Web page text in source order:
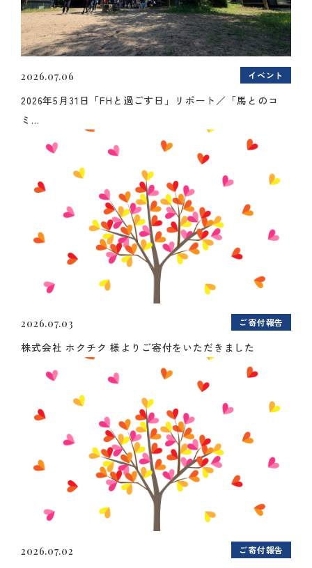
2026.07.06 イベント
2026年5月31日「FHと過ごす日」リポート／「馬とのコ
ミ...
2026.07.03 ご寄付報告
株式会社 ホクチク 様よりご寄付をいただきました
2026.07.02 ご寄付報告